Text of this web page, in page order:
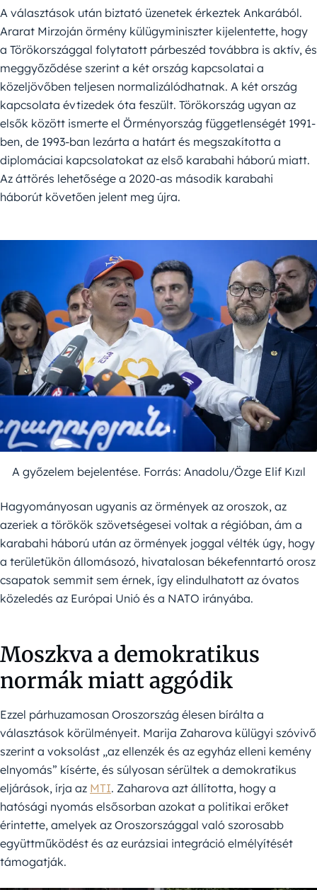
A választások után biztató üzenetek érkeztek Ankarából.
Ararat Mirzoján örmény külügyminiszter kijelentette, hogy
a Törökországgal folytatott párbeszéd továbbra is aktív, és
meggyőződése szerint a két ország kapcsolatai a
közeljövőben teljesen normalizálódhatnak. A két ország
kapcsolata évtizedek óta feszült. Törökország ugyan az
elsők között ismerte el Örményország függetlenségét 1991-
ben, de 1993-ban lezárta a határt és megszakította a
diplomáciai kapcsolatokat az első karabahi háború miatt.
Az áttörés lehetősége a 2020-as második karabahi
háborút követően jelent meg újra.
A győzelem bejelentése. Forrás: Anadolu/Özge Elif Kızıl
Hagyományosan ugyanis az örmények az oroszok, az
azeriek a törökök szövetségesei voltak a régióban, ám a
karabahi háború után az örmények joggal vélték úgy, hogy
a területükön állomásozó, hivatalosan békefenntartó orosz
csapatok semmit sem érnek, így elindulhatott az óvatos
közeledés az Európai Unió és a NATO irányába.
Moszkva a demokratikus
normák miatt aggódik
Ezzel párhuzamosan Oroszország élesen bírálta a
választások körülményeit. Marija Zaharova külügyi szóvivő
szerint a voksolást „az ellenzék és az egyház elleni kemény
elnyomás” kísérte, és súlyosan sérültek a demokratikus
eljárások, írja az MTI. Zaharova azt állította, hogy a
hatósági nyomás elsősorban azokat a politikai erőket
érintette, amelyek az Oroszországgal való szorosabb
együttműködést és az eurázsiai integráció elmélyítését
támogatják.